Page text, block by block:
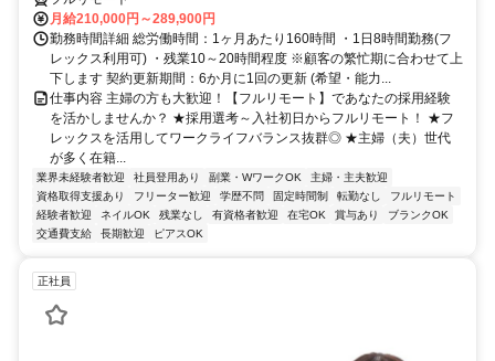
月給210,000円～289,900円
勤務時間詳細 総労働時間：1ヶ月あたり160時間 ・1日8時間勤務(フ
レックス利用可) ・残業10～20時間程度 ※顧客の繁忙期に合わせて上
下します 契約更新期間：6か月に1回の更新 (希望・能力...
仕事内容 主婦の方も大歓迎！【フルリモート】であなたの採用経験
を活かしませんか？ ★採用選考～入社初日からフルリモート！ ★フ
レックスを活用してワークライフバランス抜群◎ ★主婦（夫）世代
が多く在籍...
業界未経験者歓迎 社員登用あり 副業・WワークOK
主婦・主夫歓迎
資格取得支援あり
フリーター歓迎 学歴不問 固定時間制 転勤なし
フルリモート
経験者歓迎
ネイルOK 残業なし 有資格者歓迎 在宅OK 賞与あり
ブランクOK
交通費支給
長期歓迎 ピアスOK
正社員